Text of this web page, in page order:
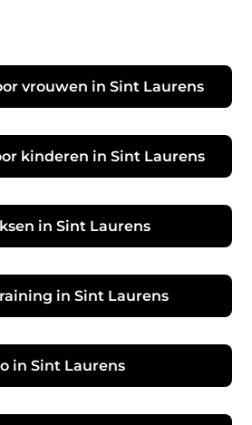
vrouwen in Sint Laurens
kinderen in Sint Laurens
in Sint Laurens
in Sint Laurens
in Sint Laurens